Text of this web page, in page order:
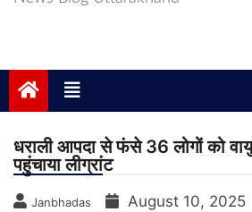
धराली आपदा से फंसे 36 लोगों को
पहुंचाया लीग्रांट
Janbhadas August 10, 2025